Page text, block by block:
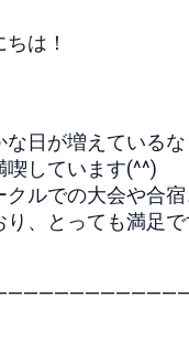
は！
な日が増えている
しています(^^)
クルでの大会や合
り、とっても満足で